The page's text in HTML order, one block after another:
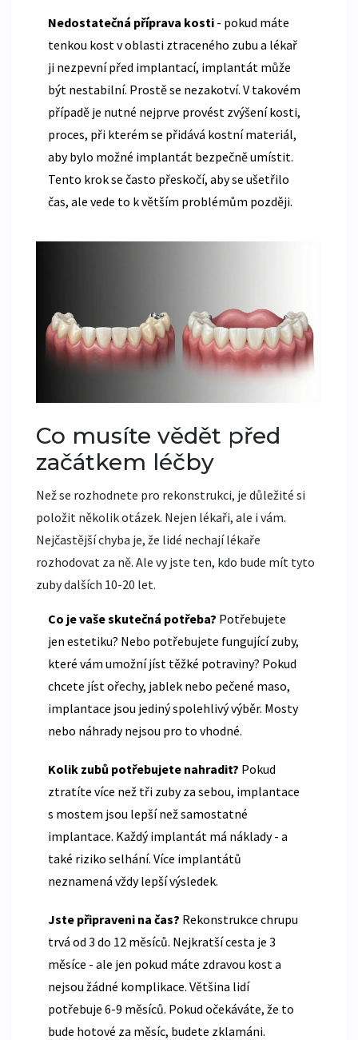
Nedostatečná příprava kosti - pokud máte
tenkou kost v oblasti ztraceného zubu a lékař
ji nezpevní před implantací, implantát může
být nestabilní. Prostě se nezakotví. V takovém
případě je nutné nejprve provést zvýšení kosti,
proces, při kterém se přidává kostní materiál,
aby bylo možné implantát bezpečně umístit.
Tento krok se často přeskočí, aby se ušetřilo
čas, ale vede to k větším problémům později.
Co musíte vědět před
začátkem léčby
Než se rozhodnete pro rekonstrukci, je důležité si
položit několik otázek. Nejen lékaři, ale i vám.
Nejčastější chyba je, že lidé nechají lékaře
rozhodovat za ně. Ale vy jste ten, kdo bude mít tyto
zuby dalších 10-20 let.
Co je vaše skutečná potřeba? Potřebujete
jen estetiku? Nebo potřebujete fungující zuby,
které vám umožní jíst těžké potraviny? Pokud
chcete jíst ořechy, jablek nebo pečené maso,
implantace jsou jediný spolehlivý výběr. Mosty
nebo náhrady nejsou pro to vhodné.
Kolik zubů potřebujete nahradit? Pokud
ztratíte více než tři zuby za sebou, implantace
s mostem jsou lepší než samostatné
implantace. Každý implantát má náklady - a
také riziko selhání. Více implantátů
neznamená vždy lepší výsledek.
Jste připraveni na čas? Rekonstrukce chrupu
trvá od 3 do 12 měsíců. Nejkratší cesta je 3
měsíce - ale jen pokud máte zdravou kost a
nejsou žádné komplikace. Většina lidí
potřebuje 6-9 měsíců. Pokud očekáváte, že to
bude hotové za měsíc, budete zklamáni.